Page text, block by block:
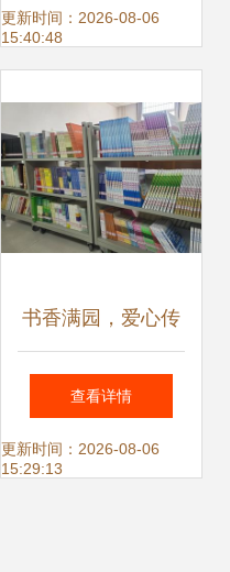
的营养基石
更新时间：2026-08-06
15:40:48
书香满园，爱心传
递——学校教职工
与社会各界捐赠教
查看详情
更新时间：2026-08-06
15:29:13